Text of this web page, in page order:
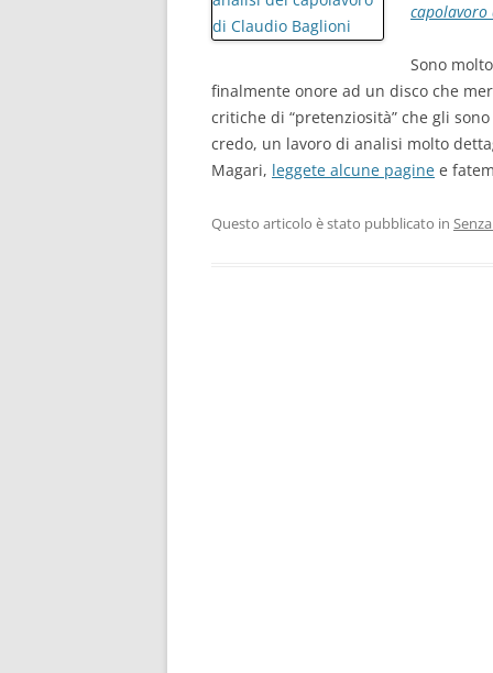
LA PIANA DEI CAVALLI BRADI
LE MANI E L’ANIMA
MILLE GIORNI DI TE E DI ME
capolavoro
Sono
finalmente onore ad un disco che
critiche di “pretenziosità” che gli
credo, un lavoro di analisi molto
Magari, leggete alcune pagine e
Questo articolo è stato pubblicato in